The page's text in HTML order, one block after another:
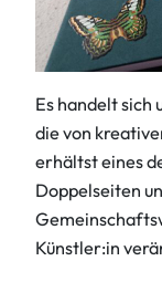
Es handelt sich
die von
erhältst eines
Doppelseiten
Künstler:in